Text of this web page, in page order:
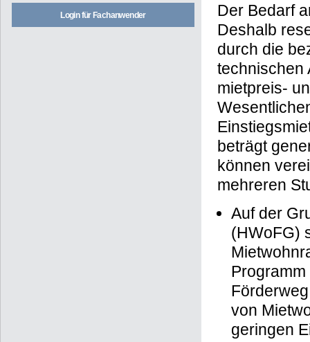
Login für Fachanwender
Der Bedarf
Deshalb
durch die
technischen
mietpreis-
beträgt
können
mehreren
Auf der
(HWoFG)
von
geringen